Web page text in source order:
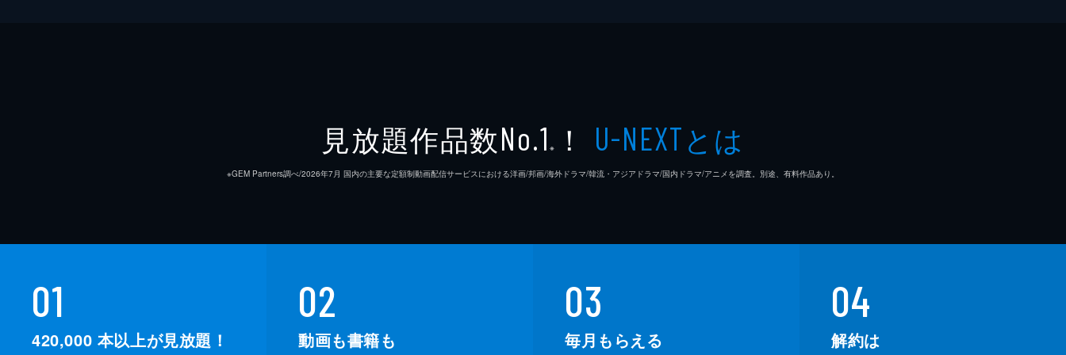
見放題作品数No.1 ※ ！ U-NEXTとは
※GEM Partners調べ/2026年7⽉ 国内の主要な定額制動画配信サービスにおける洋画/邦画/海外ドラマ/韓流・アジアドラマ/国内ドラマ/アニメを調査。別途、有料作品あり。
01
420,000 本以上が見放題！
02
動画も書籍も
03
毎月もらえる
04
解約は